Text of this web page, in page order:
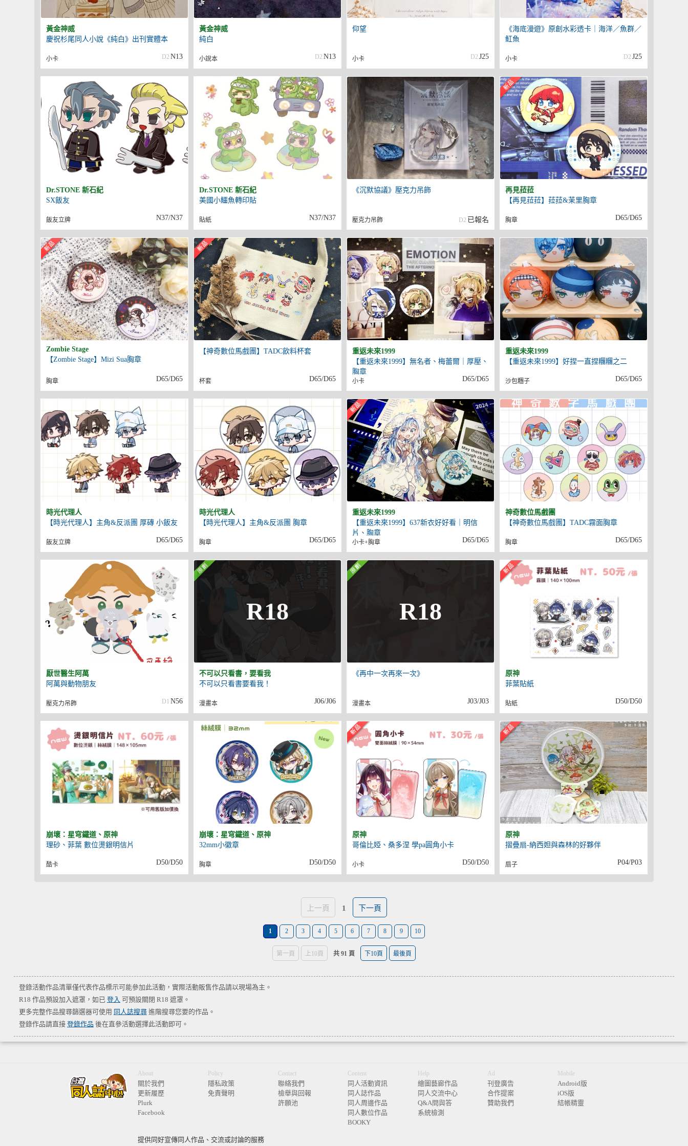
黃金神威
慶祝杉尾同人小說《純白》出刊實體本
小卡 D2 N13
黃金神威
純白
小說本 D2 N13
仰望
小卡 D2 J25
《海底漫遊》原創水彩透卡｜海洋／魚群／
魟魚
小卡 D2 J25
Dr.STONE 新石紀
SX飯友
飯友立牌 N37/N37
Dr.STONE 新石紀
美國小鱷魚轉印貼
貼紙 N37/N37
《沉默協議》壓克力吊飾
壓克力吊飾 D2 已報名
再見菈菈
【再見菈菈】菈菈&茉里胸章
胸章 D65/D65
Zombie Stage
【Zombie Stage】Mizi Sua胸章
胸章 D65/D65
【神奇數位馬戲團】TADC飲料杯套
杯套 D65/D65
重返未來1999
【重返未來1999】無名者、梅蕾爾｜厚壓、
胸章
小卡 D65/D65
重返未來1999
【重返未來1999】好捏一直捏糰糰之二
沙包糰子 D65/D65
時光代理人
【時光代理人】主角&反派團 厚磚 小飯友
飯友立牌 D65/D65
時光代理人
【時光代理人】主角&反派團 胸章
胸章 D65/D65
重返未來1999
【重返未來1999】637新衣好好看｜明信
片、胸章
小卡+胸章 D65/D65
神奇數位馬戲團
【神奇數位馬戲團】TADC霧面胸章
胸章 D65/D65
厭世醫生阿萬
阿萬與動物朋友
壓克力吊飾 D1 N56
R18
不可以只看書，要看我
不可以只看書要看我！
漫畫本 J06/J06
R18
《再中一次再來一次》
漫畫本 J03/J03
原神
菲葉貼紙
貼紙 D50/D50
崩壞：星穹鐵道、原神
理砂、菲葉 數位燙銀明信片
酷卡 D50/D50
崩壞：星穹鐵道、原神
32mm小徽章
胸章 D50/D50
原神
哥倫比婭、桑多涅 學pa圓角小卡
小卡 D50/D50
原神
摺疊扇-納西妲與森林的好夥伴
扇子 P04/P03
上一頁 1 下一頁
1 2 3 4 5 6 7 8 9 10
第一頁 上10頁 共 91 頁 下10頁 最後頁
登錄活動作品清單僅代表作品標示可能參加此活動，實際活動販售作品請以現場為主。
R18 作品預設加入遮罩，如已 登入 可預設關閉 R18 遮罩。
更多完整作品搜尋篩選器可使用 同人誌搜尋進階搜尋您要的作品。
登錄作品請直接 登錄作品 後在直參活動選擇此活動即可。
About
關於我們
更新履歷
Plurk
Facebook
Policy
隱私政策
免責聲明
Contact
聯絡我們
檢舉與回報
許願池
Content
同人活動資訊
同人誌作品
同人周邊作品
同人數位作品
BOOKY
Help
繪圖藝廊作品
同人交流中心
Q&A問與答
系統檢測
Ad
刊登廣告
合作提案
贊助我們
Mobile
Android版
iOS版
結帳精靈
提供同好宣傳同人作品、交流或討論的服務